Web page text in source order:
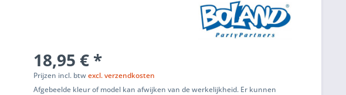
18,95 € *
Prijzen incl. btwexcl. verzendkosten
Afgebeelde kleur of model kan afwijken van de werkelijkheid. Er kunnen